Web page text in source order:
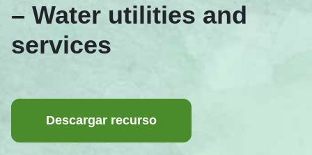
– Water utilities and
services
Descargar recurso